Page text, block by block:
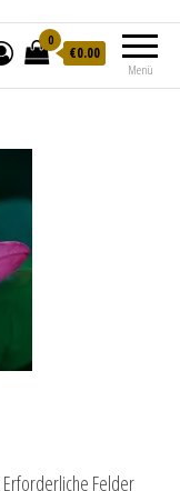
Menü
0
€0.00
Erforderliche Felder